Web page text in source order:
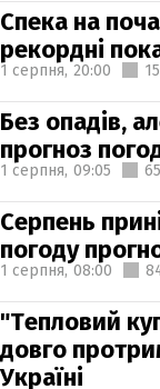
Спека на
рекордні
1 серпня, 20:00
Без опадів,
прогноз
1 серпня, 09:05
Серпень
погоду
1 серпня, 08:00
"Тепловий
довго
Україні